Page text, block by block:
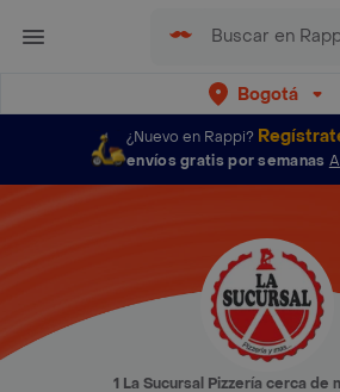
Bogotá
¿Nuevo en Rappi?
envíos gratis por semanas
1 La Sucursal Pizzería cerca de